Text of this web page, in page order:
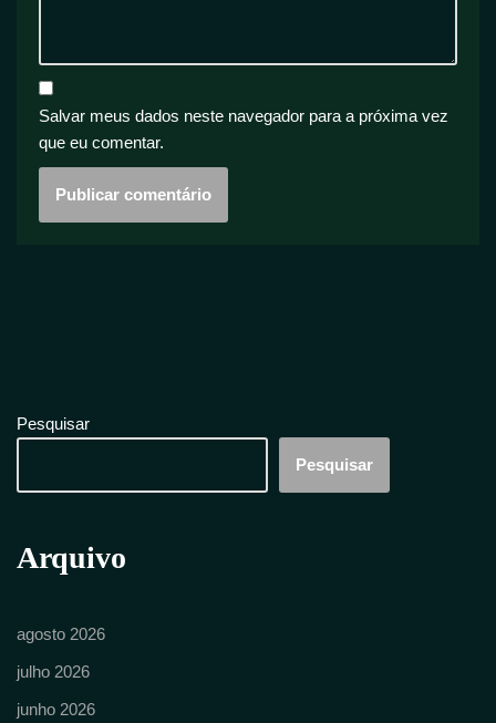
Salvar meus dados neste navegador para a próxima vez
que eu comentar.
Pesquisar
Pesquisar
Arquivo
agosto 2026
julho 2026
junho 2026